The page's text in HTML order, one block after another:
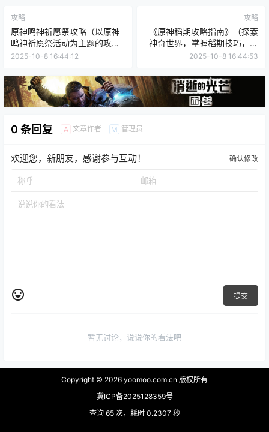
攻略
原神鸣神祈愿祭攻略（以原神
鸣神祈愿祭活动为主题的攻略
指南，帮助玩家获得丰厚奖
2025-10-8 16:44:12
攻略
《原神稻期攻略指南》（探索
神奇世界，掌握稻期技巧，成
为稻草人专家！）
2025-10-8 16:44:53
0 条回复 A 文章作者 M 管理员
欢迎您，新朋友，感谢参与互动！ 确认修改
提交
暂无讨论，说说你的看法吧
Copyright © 2026 yoomoo.com.cn 版权所有
冀ICP备2025128359号
查询 65 次，耗时 0.2307 秒